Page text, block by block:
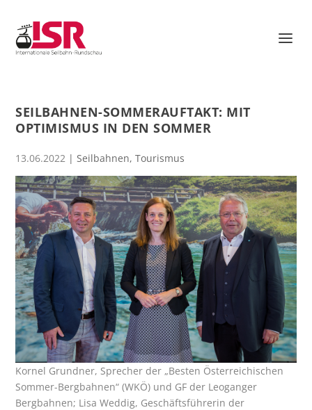
SEILBAHNEN-SOMMERAUFTAKT: MIT
OPTIMISMUS IN DEN SOMMER
13.06.2022 |Seilbahnen,Tourismus
Kornel Grundner, Sprecher der „Besten Österreichischen
Sommer-Bergbahnen“ (WKÖ) und GF der Leoganger
Bergbahnen; Lisa Weddig, Geschäftsführerin der